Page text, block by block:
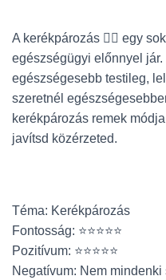
A kerékpározás 🚴‍♀️ egy
egészségügyi előnnyel
egészségesebb testileg,
szeretnél
kerékpározás remek
javítsd közérzeted.
Téma: Kerékpározás
Fontosság: ⭐⭐⭐⭐⭐
Pozitívum: ⭐⭐⭐⭐⭐
Negatívum: Nem